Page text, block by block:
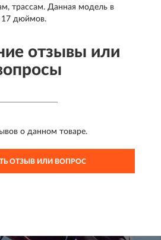
трассам. Данная модель в
17 дюймов.
отзывы или
о данном товаре.
ОТЗЫВ ИЛИ ВОПРОС